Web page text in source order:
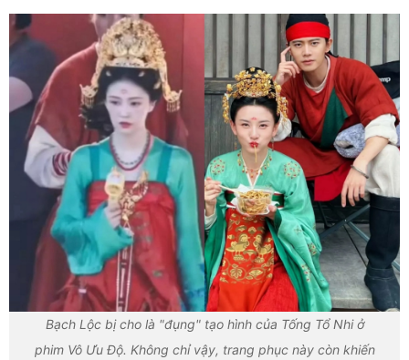
Bạch Lộc bị cho là "đụng" tạo hình của Tống Tổ Nhi ở
phim Vô Ưu Độ. Không chỉ vậy, trang phục này còn khiến